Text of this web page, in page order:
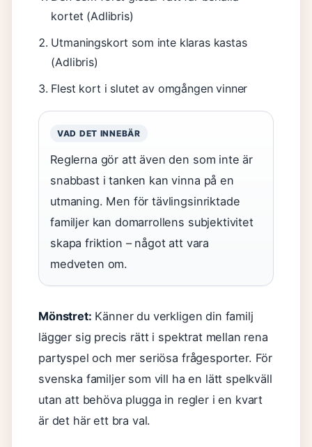
kortet (Adlibris)
Utmaningskort som inte klaras kastas
(Adlibris)
Flest kort i slutet av omgången vinner
VAD DET INNEBÄR
Reglerna gör att även den som inte är
snabbast i tanken kan vinna på en
utmaning. Men för tävlingsinriktade
familjer kan domarrollens subjektivitet
skapa friktion – något att vara
medveten om.
Mönstret: Känner du verkligen din familj
lägger sig precis rätt i spektrat mellan rena
partyspel och mer seriösa frågesporter. För
svenska familjer som vill ha en lätt spelkväll
utan att behöva plugga in regler i en kvart
är det här ett bra val.